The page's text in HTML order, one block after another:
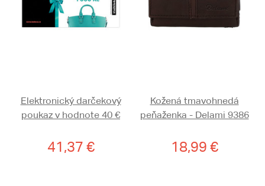
Elektronický darčekový
poukaz v hodnote 40 €
41,37 €
Kožená tmavohnedá
peňaženka - Delami 9386
18,99 €